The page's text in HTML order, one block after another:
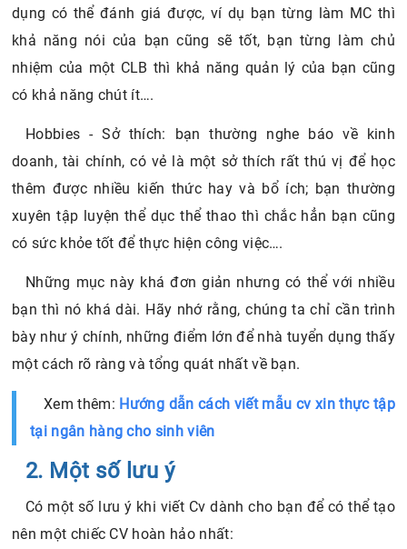
dụng có thể đánh giá được, ví dụ bạn từng làm MC thì
khả năng nói của bạn cũng sẽ tốt, bạn từng làm chủ
nhiệm của một CLB thì khả năng quản lý của bạn cũng
có khả năng chút ít….
Hobbies - Sở thích: bạn thường nghe báo về kinh
doanh, tài chính, có vẻ là một sở thích rất thú vị để học
thêm được nhiều kiến thức hay và bổ ích; bạn thường
xuyên tập luyện thể dục thể thao thì chắc hẳn bạn cũng
có sức khỏe tốt để thực hiện công việc….
Những mục này khá đơn giản nhưng có thể với nhiều
bạn thì nó khá dài. Hãy nhớ rằng, chúng ta chỉ cần trình
bày như ý chính, những điểm lớn để nhà tuyển dụng thấy
một cách rõ ràng và tổng quát nhất về bạn.
Xem thêm: Hướng dẫn cách viết mẫu cv xin thực tập
tại ngân hàng cho sinh viên
2. Một số lưu ý
Có một số lưu ý khi viết Cv dành cho bạn để có thể tạo
nên một chiếc CV hoàn hảo nhất: